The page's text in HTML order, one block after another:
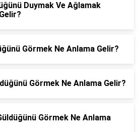
Duymak Ve Ağlamak
Görmek Ne Anlama Gelir?
Görmek Ne Anlama Gelir?
Görmek Ne Anlama